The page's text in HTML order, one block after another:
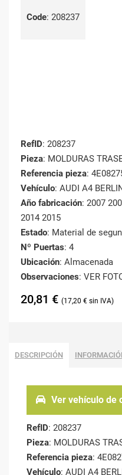
Code: 208237
RefID: 208237
Pieza: MOLDURAS
Referencia pieza:
Vehículo: AUDI A4
Año fabricación: 2007
2014 2015
Estado: Material de
Nº Puertas: 4
Ubicación: Almacenada
Observaciones: VER
20,81 € 17,20 €
DESCRIPCIÓN
Ver vehículo de
RefID: 208237
Pieza: MOLDURAS
Referencia pieza:
Vehículo: AUDI A4